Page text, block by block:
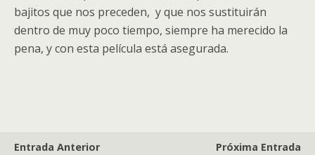
bajitos que nos preceden, y que nos sustituirán
dentro de muy poco tiempo, siempre ha merecido la
pena, y con esta película está asegurada.
Entrada Anterior
Próxima Entrada